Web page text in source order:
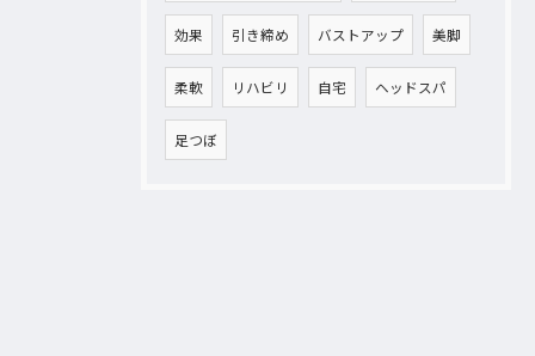
効果 引き締め バストアップ 美脚
柔軟 リハビリ 自宅 ヘッドスパ
足つぼ